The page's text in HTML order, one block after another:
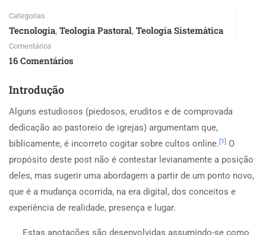
Categorias
Tecnologia, Teologia Pastoral, Teologia Sistemática
Comentários
16 Comentários
Introdução
Alguns estudiosos (piedosos, eruditos e de comprovada
dedicação ao pastoreio de igrejas) argumentam que,
biblicamente, é incorreto cogitar sobre cultos online.[1] O
propósito deste post não é contestar levianamente a posição
deles, mas sugerir uma abordagem a partir de um ponto novo,
que é a mudança ocorrida, na era digital, dos conceitos e
experiência de realidade, presença e lugar.